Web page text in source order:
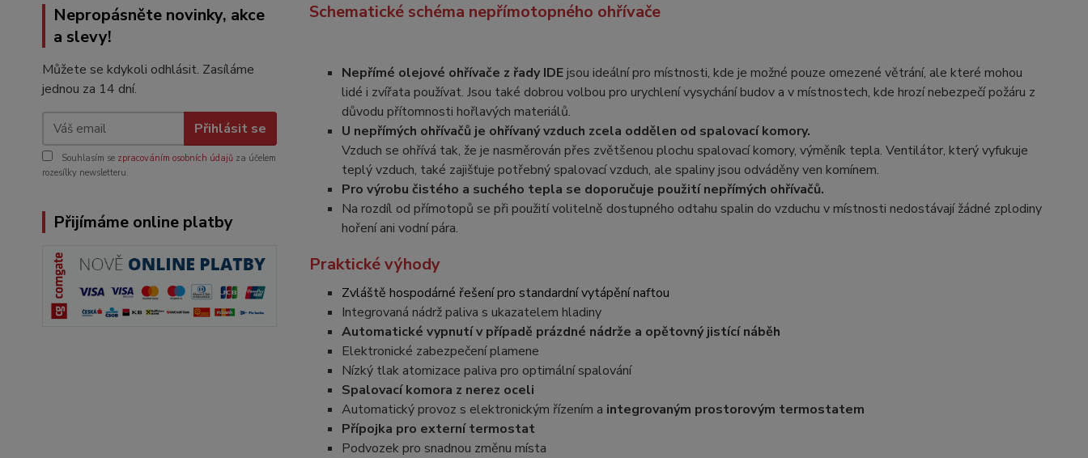
Nepropásněte novinky, akce
a slevy!
Můžete se kdykoli odhlásit. Zasíláme
jednou za 14 dní.
Přihlásit se
Souhlasím se zpracováním osobních údajů za účelem
rozesílky newsletteru.
Přijímáme online platby
Schematické schéma nepřímotopného ohřívače
Nepřímé olejové ohřívače z řady IDEjsou ideální pro místnosti, kde je možné pouze omezené větrání, ale které mohou
lidé i zvířata používat. Jsou také dobrou volbou pro urychlení vysychání budov a v místnostech, kde hrozí nebezpečí požáru z
důvodu přítomnosti hořlavých materiálů.
U nepřímých ohřívačů je ohřívaný vzduch zcela oddělen od spalovací komory.
Vzduch se ohřívá tak, že je nasměrován přes zvětšenou plochu spalovací komory, výměník tepla. Ventilátor, který vyfukuje
teplý vzduch, také zajišťuje potřebný spalovací vzduch, ale spaliny jsou odváděny ven komínem.
Pro výrobu čistého a suchého tepla se doporučuje použití nepřímých ohřívačů.
Na rozdíl od přímotopů se při použití volitelně dostupného odtahu spalin do vzduchu v místnosti nedostávají žádné zplodiny
hoření ani vodní pára.
Praktické výhody
Zvláště hospodárné řešení pro standardní vytápění naftou
Integrovaná nádrž paliva s ukazatelem hladiny
Automatické vypnutí v případě prázdné nádrže a opětovný jistící náběh
Elektronické zabezpečení plamene
Nízký tlak atomizace paliva pro optimální spalování
Spalovací komora z nerez oceli
Automatický provoz s elektronickým řízením a integrovaným prostorovým termostatem
Přípojka pro externí termostat
Podvozek pro snadnou změnu místa